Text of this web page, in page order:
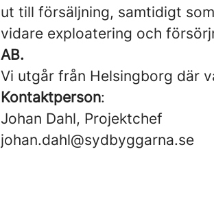
ut till försäljning, samtidigt
vidare exploatering och
AB.
Vi utgår från Helsingborg där
Kontaktperson:
Johan Dahl, Projektchef
johan.dahl@sydbyggarna.se